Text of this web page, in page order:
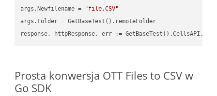
args.Newfilename =
"file.CSV"
args.Folder = GetBaseTest().remoteFolder
Prosta konwersja OTT Files to CSV w
Go SDK